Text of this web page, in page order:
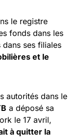
le registre
fonds dans les
dans ses filiales
et le
autorités dans le
a déposé sa
le 17 avril,
à quitter la